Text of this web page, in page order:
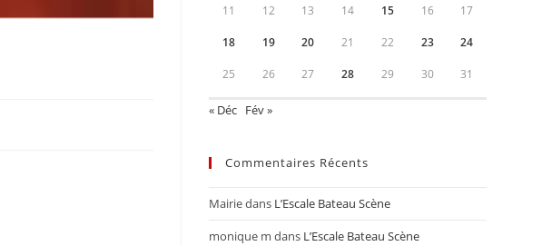
11 12 13 14 15 16 17
18 19 20 21 22 23 24
25 26 27 28 29 30 31
« Déc Fév »
Commentaires Récents
Mairiedans L’Escale Bateau Scène
monique m dans L’Escale Bateau Scène